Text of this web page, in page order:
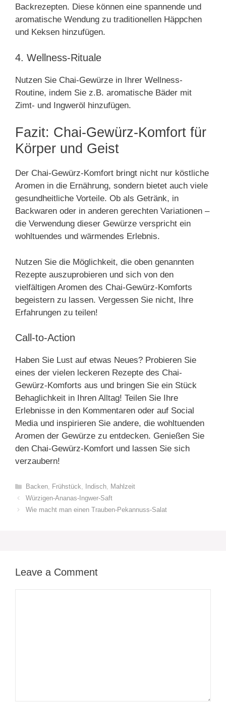
Backrezepten. Diese können eine spannende und
aromatische Wendung zu traditionellen Häppchen
und Keksen hinzufügen.
4. Wellness-Rituale
Nutzen Sie Chai-Gewürze in Ihrer Wellness-
Routine, indem Sie z.B. aromatische Bäder mit
Zimt- und Ingweröl hinzufügen.
Fazit: Chai-Gewürz-Komfort für
Körper und Geist
Der Chai-Gewürz-Komfort bringt nicht nur köstliche
Aromen in die Ernährung, sondern bietet auch viele
gesundheitliche Vorteile. Ob als Getränk, in
Backwaren oder in anderen gerechten Variationen –
die Verwendung dieser Gewürze verspricht ein
wohltuendes und wärmendes Erlebnis.
Nutzen Sie die Möglichkeit, die oben genannten
Rezepte auszuprobieren und sich von den
vielfältigen Aromen des Chai-Gewürz-Komforts
begeistern zu lassen. Vergessen Sie nicht, Ihre
Erfahrungen zu teilen!
Call-to-Action
Haben Sie Lust auf etwas Neues? Probieren Sie
eines der vielen leckeren Rezepte des Chai-
Gewürz-Komforts aus und bringen Sie ein Stück
Behaglichkeit in Ihren Alltag! Teilen Sie Ihre
Erlebnisse in den Kommentaren oder auf Social
Media und inspirieren Sie andere, die wohltuenden
Aromen der Gewürze zu entdecken. Genießen Sie
den Chai-Gewürz-Komfort und lassen Sie sich
verzaubern!
Categories
Backen, Frühstück, Indisch, Mahlzeit
Würzigen-Ananas-Ingwer-Saft
Wie macht man einen Trauben-Pekannuss-Salat
Leave a Comment